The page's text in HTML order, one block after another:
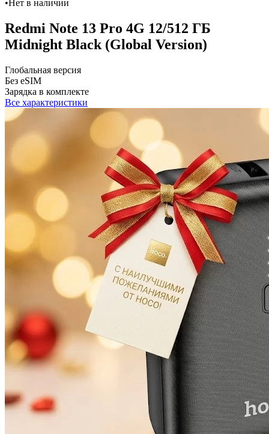
• Нет в наличии
Redmi Note 13 Pro 4G 12/512 ГБ
Midnight Black (Global Version)
Глобальная версия
Без eSIM
Зарядка в комплекте
Все характеристики